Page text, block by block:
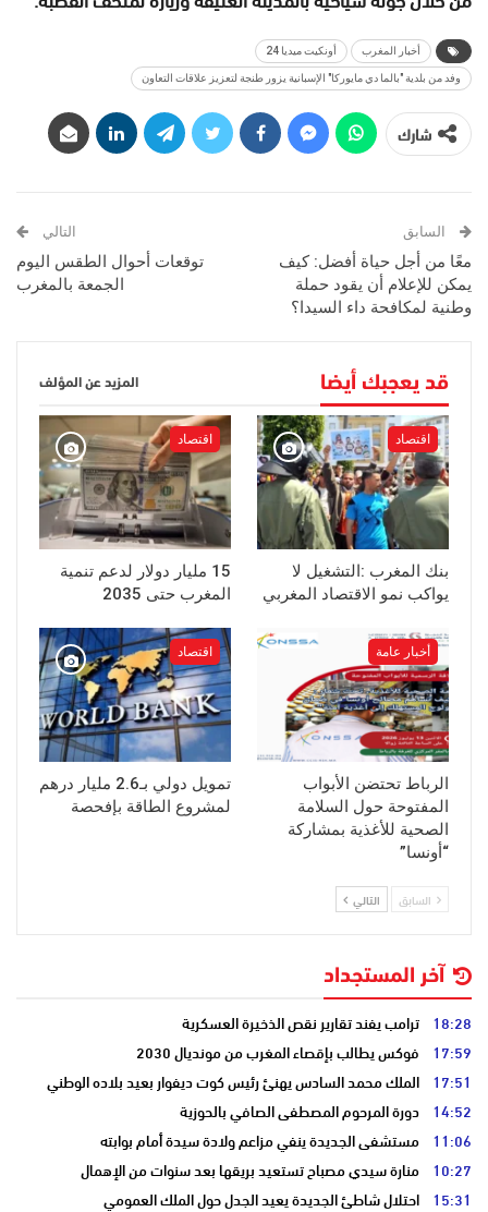
أخبار المغرب أونكيت ميديا 24
وفد من بلدية "بالما دي مايوركا" الإسبانية يزور طنجة لتعزيز علاقات التعاون
شارك
السابق
معًا من أجل حياة أفضل: كيف
يمكن للإعلام أن يقود حملة
وطنية لمكافحة داء السيدا؟
التالي
توقعات أحوال الطقس اليوم
الجمعة بالمغرب
قد يعجبك أيضا المزيد عن المؤلف
اقتصاد
بنك المغرب :التشغيل لا
يواكب نمو الاقتصاد المغربي
اقتصاد
15 مليار دولار لدعم تنمية
المغرب حتى 2035
أخبار عامة
الرباط تحتضن الأبواب
المفتوحة حول السلامة
الصحية للأغذية بمشاركة
“أونسا”
اقتصاد
تمويل دولي بـ2.6 مليار درهم
لمشروع الطاقة بإفحصة
السابق التالي
آخر المستجداد
18:28 ترامب يفند تقارير نقص الذخيرة العسكرية
17:59 فوكس يطالب بإقصاء المغرب من مونديال 2030
17:51 الملك محمد السادس يهنئ رئيس كوت ديفوار بعيد بلاده الوطني
14:52 دورة المرحوم المصطفى الصافي بالحوزية
11:06 مستشفى الجديدة ينفي مزاعم ولادة سيدة أمام بوابته
10:27 منارة سيدي مصباح تستعيد بريقها بعد سنوات من الإهمال
15:31 احتلال شاطئ الجديدة يعيد الجدل حول الملك العمومي